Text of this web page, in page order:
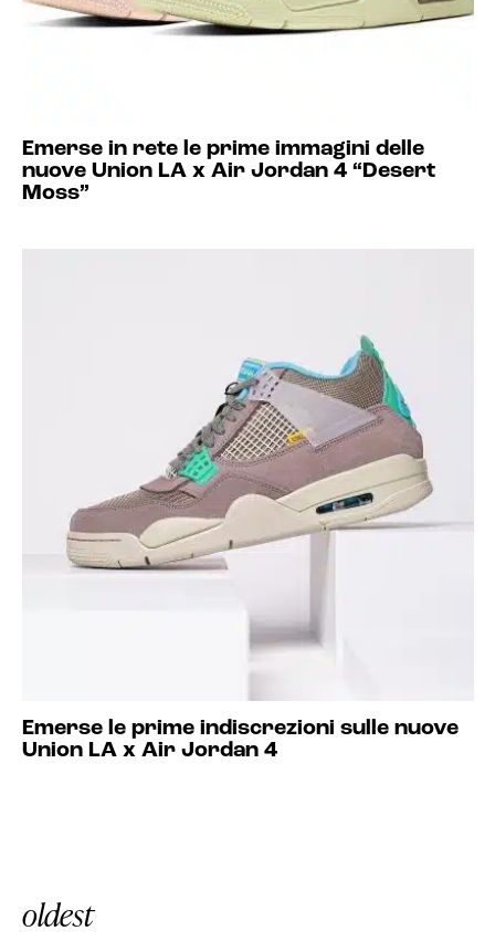
Emerse in rete le prime immagini delle
nuove Union LA x Air Jordan 4 “Desert
Moss”
Emerse le prime indiscrezioni sulle nuove
Union LA x Air Jordan 4
oldest